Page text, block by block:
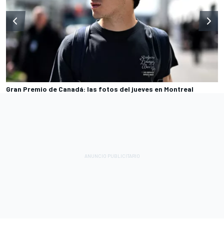
Gran Premio de Canadá: las fotos del jueves en Montreal